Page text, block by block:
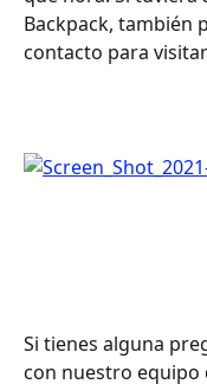
Backpack, también
contacto para
Si tienes alguna
con nuestro equipo